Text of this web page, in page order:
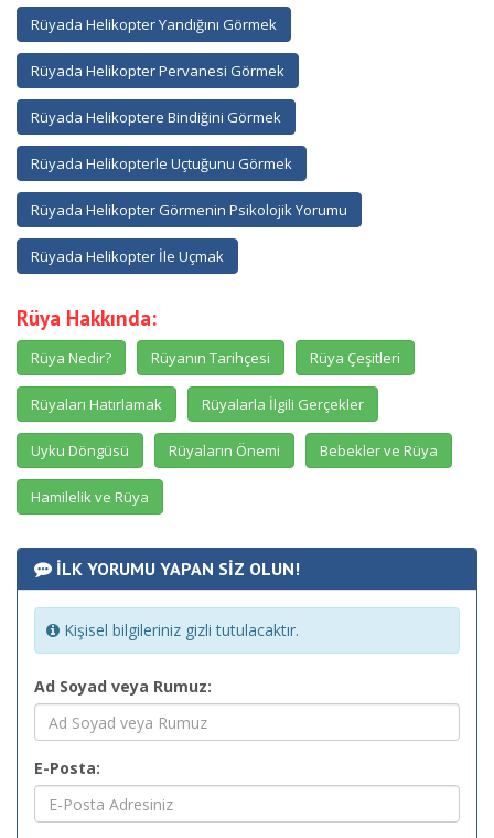
Rüyada Helikopter Yandığını Görmek
Rüyada Helikopter Pervanesi Görmek
Rüyada Helikoptere Bindiğini Görmek
Rüyada Helikopterle Uçtuğunu Görmek
Rüyada Helikopter Görmenin Psikolojik Yorumu
Rüyada Helikopter İle Uçmak
Rüya Hakkında:
Rüya Nedir? Rüyanın Tarihçesi Rüya Çeşitleri
Rüyaları Hatırlamak Rüyalarla İlgili Gerçekler
Uyku Döngüsü Rüyaların Önemi Bebekler ve Rüya
Hamilelik ve Rüya
İLK YORUMU YAPAN SİZ OLUN!
Kişisel bilgileriniz gizli tutulacaktır.
Ad Soyad veya Rumuz:
E-Posta: